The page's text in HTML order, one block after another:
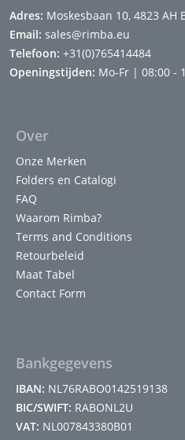
Adres: Moskesbaan 10, 4823
Email: sales@rimba.eu
Telefoon: +31(0)765414484
Openingstijden: Mo-Fr | 08:00 -
Over
Onze Merken
Folders en Catalogi
FAQ
Waarom Rimba?
Terms and Conditions
Retourbeleid
Maat Tabel
Contact Form
Bankgegevens
IBAN: NL76RABO0142519138
BIC/SWIFT: RABONL2U
VAT: NL007843380B01